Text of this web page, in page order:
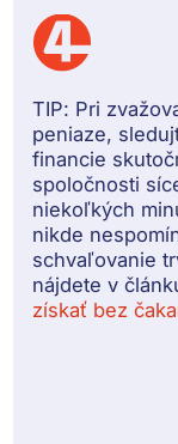
TIP: Pri
peniaze,
financie
spoločnosti
niekoľkých
nikde
schvaľovanie
nájdete v
získať bez